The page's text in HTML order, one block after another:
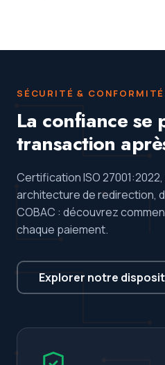
SÉCURITÉ & CONFORMITÉ
La confiance se
transaction
Certification ISO
architecture de redirection,
COBAC : découvrez
chaque paiement.
Explorer notre